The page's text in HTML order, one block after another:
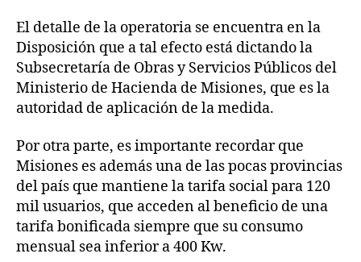
El detalle de la operatoria se encuentra en la
Disposición que a tal efecto está dictando la
Subsecretaría de Obras y Servicios Públicos del
Ministerio de Hacienda de Misiones, que es la
autoridad de aplicación de la medida.
Por otra parte, es importante recordar que
Misiones es además una de las pocas provincias
del país que mantiene la tarifa social para 120
mil usuarios, que acceden al beneficio de una
tarifa bonificada siempre que su consumo
mensual sea inferior a 400 Kw.